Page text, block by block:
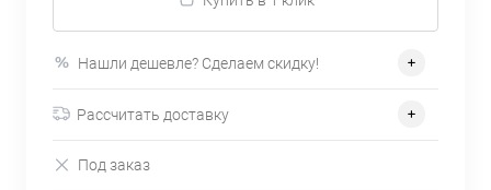
Нашли дешевле? Сделаем скидку!
Рассчитать доставку
Под заказ